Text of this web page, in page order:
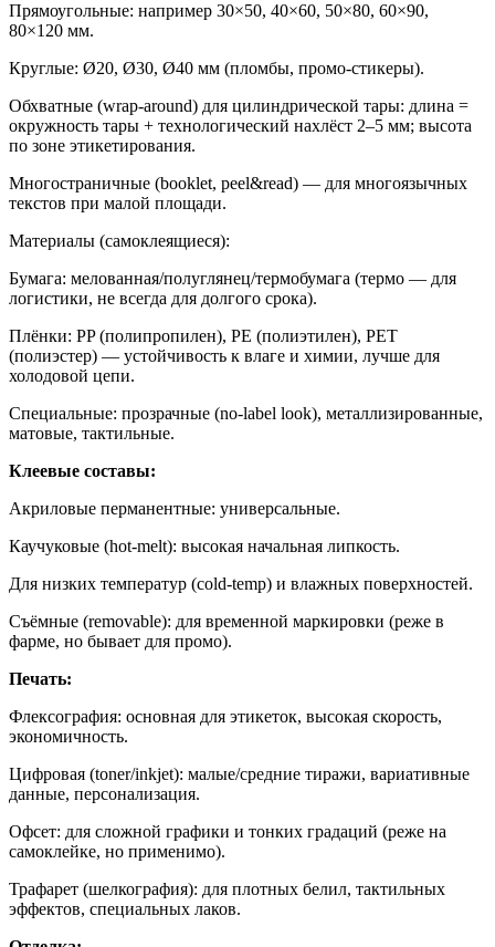
Прямоугольные: например 30×50, 40×60, 50×80, 60×90,
80×120 мм.
Круглые: Ø20, Ø30, Ø40 мм (пломбы, промо-стикеры).
Обхватные (wrap-around) для цилиндрической тары: длина =
окружность тары + технологический нахлёст 2–5 мм; высота
по зоне этикетирования.
Многостраничные (booklet, peel&read) — для многоязычных
текстов при малой площади.
Материалы (самоклеящиеся):
Бумага: мелованная/полуглянец/термобумага (термо — для
логистики, не всегда для долгого срока).
Плёнки: PP (полипропилен), PE (полиэтилен), PET
(полиэстер) — устойчивость к влаге и химии, лучше для
холодовой цепи.
Специальные: прозрачные (no-label look), металлизированные,
матовые, тактильные.
Клеевые составы:
Акриловые перманентные: универсальные.
Каучуковые (hot-melt): высокая начальная липкость.
Для низких температур (cold-temp) и влажных поверхностей.
Съёмные (removable): для временной маркировки (реже в
фарме, но бывает для промо).
Печать:
Флексография: основная для этикеток, высокая скорость,
экономичность.
Цифровая (toner/inkjet): малые/средние тиражи, вариативные
данные, персонализация.
Офсет: для сложной графики и тонких градаций (реже на
самоклейке, но применимо).
Трафарет (шелкография): для плотных белил, тактильных
эффектов, специальных лаков.